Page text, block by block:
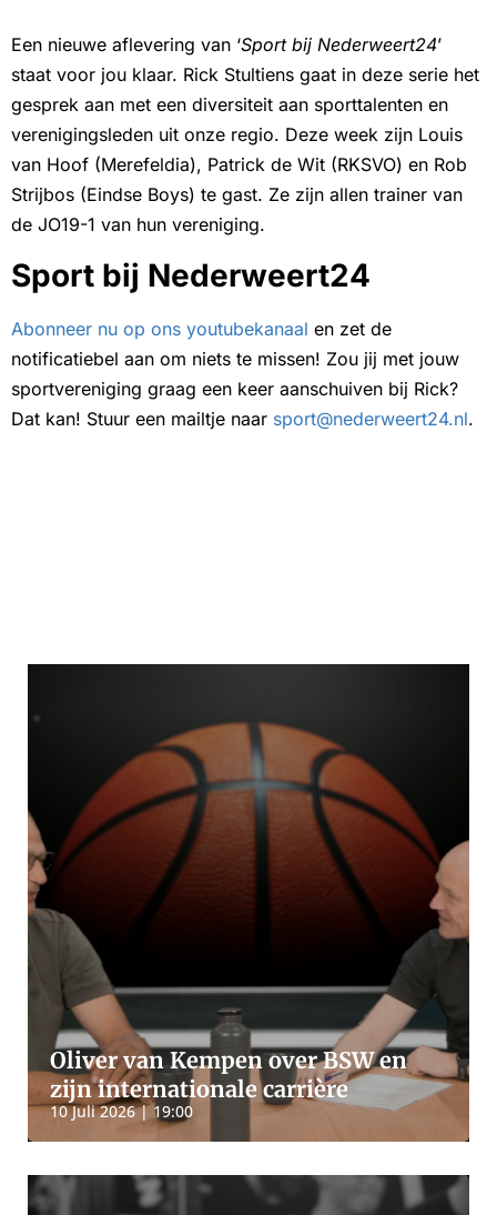
Een nieuwe aflevering van ‘Sport bij Nederweert24’
staat voor jou klaar. Rick Stultiens gaat in deze serie het
gesprek aan met een diversiteit aan sporttalenten en
verenigingsleden uit onze regio. Deze week zijn Louis
van Hoof (Merefeldia), Patrick de Wit (RKSVO) en Rob
Strijbos (Eindse Boys) te gast. Ze zijn allen trainer van
de JO19-1 van hun vereniging.
Sport bij Nederweert24
Abonneer nu op ons youtubekanaal en zet de
notificatiebel aan om niets te missen! Zou jij met jouw
sportvereniging graag een keer aanschuiven bij Rick?
Dat kan! Stuur een mailtje naar sport@nederweert24.nl.
Oliver van Kempen over BSW en
zijn internationale carrière
10 Juli 2026 | 19:00